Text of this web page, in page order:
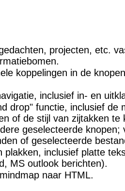
projecten, etc.
koppelingen in de
inclusief in- en
drop" functie, inclusief de
of de stijl van zijtakken te
geselecteerde knopen;
of geselecteerde
plakken, inclusief platte
MS outlook berichten).
naar HTML.